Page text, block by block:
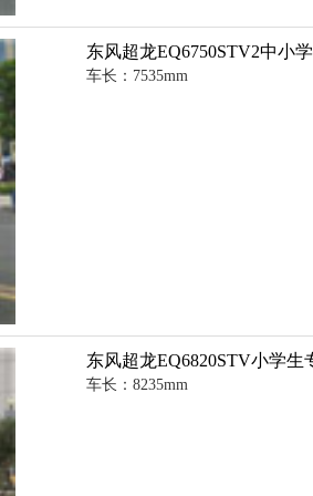
东风超龙EQ6750STV2中小
车长：7535mm
东风超龙EQ6820STV小学生
车长：8235mm